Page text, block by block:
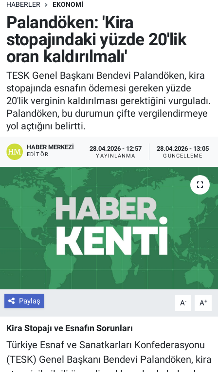
HABERLER EKONOMI
Palandöken: 'Kira
stopajındaki yüzde 20'lik
oran kaldırılmalı'
TESK Genel Başkanı Bendevi Palandöken, kira
stopajında esnafın ödemesi gereken yüzde
20'lik verginin kaldırılması gerektiğini vurguladı.
Palandöken, bu durumun çifte vergilendirmeye
yol açtığını belirtti.
HABER MERKEZI
EDITÖR
28.04.2026 - 12:57
YAYINLANMA
28.04.2026 - 13:05
GÜNCELLEME
Paylaş A- A+
Kira Stopajı ve Esnafın Sorunları
Türkiye Esnaf ve Sanatkarları Konfederasyonu
(TESK) Genel Başkanı Bendevi Palandöken, kira